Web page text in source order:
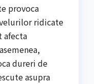
provoca
ridicate
afecta
dureri de
asupra